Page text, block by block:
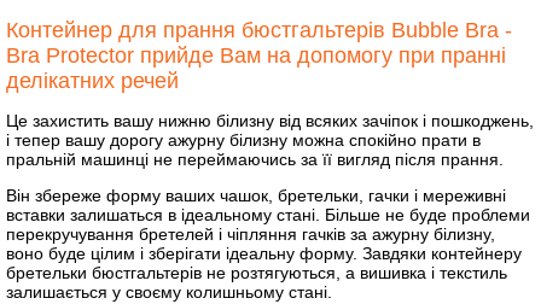
Контейнер для прання бюстгальтерів Bubble Bra -
Bra Protector прийде Вам на допомогу при пранні
делікатних речей
Це захистить вашу нижню білизну від всяких зачіпок і пошкоджень,
і тепер вашу дорогу ажурну білизну можна спокійно прати в
пральній машинці не переймаючись за її вигляд після прання.
Він збереже форму ваших чашок, бретельки, гачки і мереживні
вставки залишаться в ідеальному стані. Більше не буде проблеми
перекручування бретелей і чіпляння гачків за ажурну білизну,
воно буде цілим і зберігати ідеальну форму. Завдяки контейнеру
бретельки бюстгальтерів не розтягуються, а вишивка і текстиль
залишається у своєму колишньому стані.